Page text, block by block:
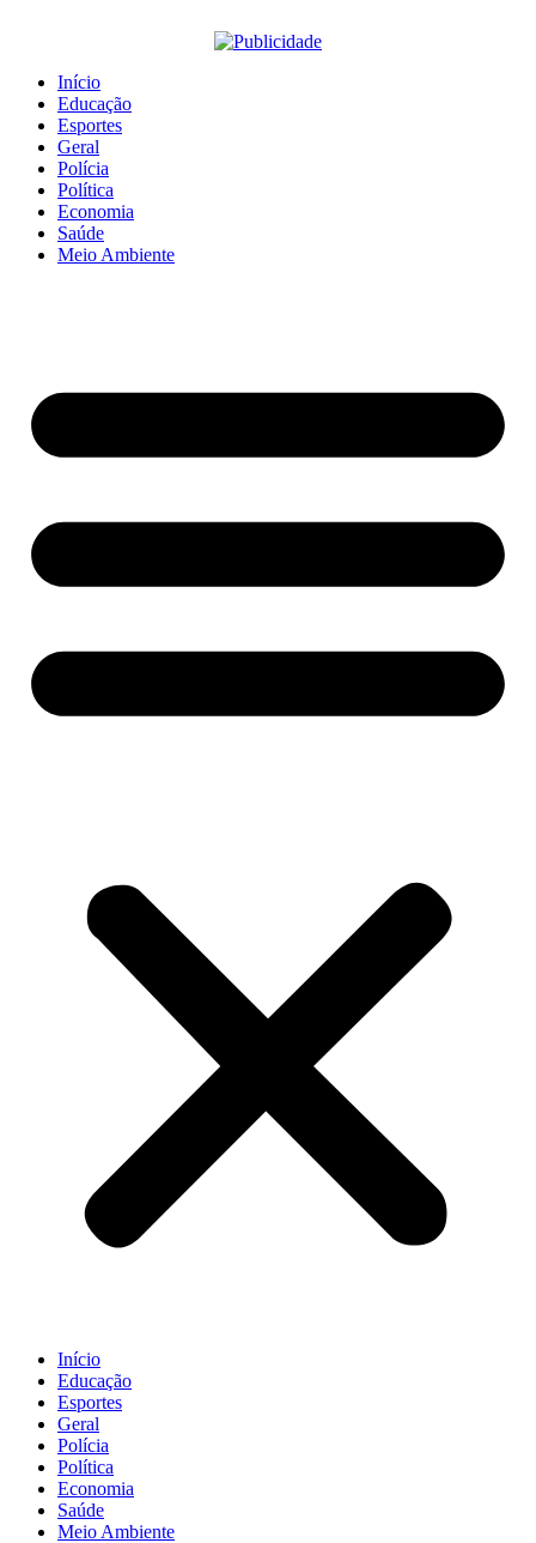
Início
Educação
Esportes
Geral
Polícia
Política
Economia
Saúde
Meio Ambiente
Início
Educação
Esportes
Geral
Polícia
Política
Economia
Saúde
Meio Ambiente